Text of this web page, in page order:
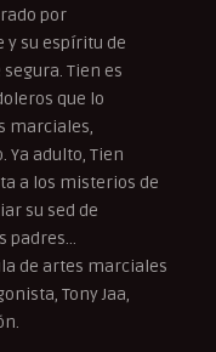
por
y su espíritu de
Tien es
que lo
marciales,
adulto, Tien
a los misterios de
su sed de
padres…
de artes marciales
Tony Jaa,